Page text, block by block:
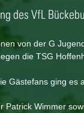
des VfL
von der G
die TSG
Gästefans ging es
Patrick Wimmer